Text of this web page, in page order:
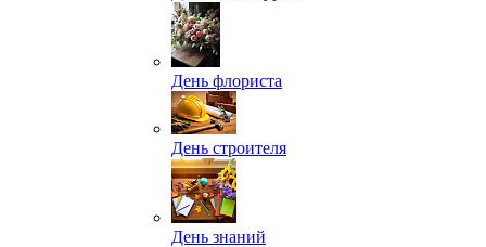
День флориста
День строителя
День знаний